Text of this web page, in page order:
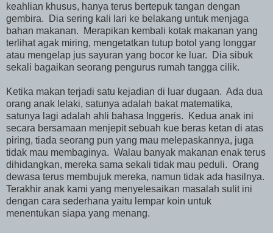
keahlian khusus, hanya terus bertepuk tangan dengan
gembira. Dia sering kali lari ke belakang untuk menjaga
bahan makanan. Merapikan kembali kotak makanan yang
terlihat agak miring, mengetatkan tutup botol yang longgar
atau mengelap jus sayuran yang bocor ke luar. Dia sibuk
sekali bagaikan seorang pengurus rumah tangga cilik.
Ketika makan terjadi satu kejadian di luar dugaan. Ada dua
orang anak lelaki, satunya adalah bakat matematika,
satunya lagi adalah ahli bahasa Inggeris. Kedua anak ini
secara bersamaan menjepit sebuah kue beras ketan di atas
piring, tiada seorang pun yang mau melepaskannya, juga
tidak mau membaginya. Walau banyak makanan enak terus
dihidangkan, mereka sama sekali tidak mau peduli. Orang
dewasa terus membujuk mereka, namun tidak ada hasilnya.
Terakhir anak kami yang menyelesaikan masalah sulit ini
dengan cara sederhana yaitu lempar koin untuk
menentukan siapa yang menang.